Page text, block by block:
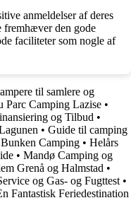
anmeldelser af deres
fremhæver den gode
faciliteter som nogle af
til samlere og
Parc Camping Lazise •
og Tilbud •
• Guide til camping
Camping • Helårs
• Mandø Camping og
Grenå og Halmstad •
og Gas- og Fugttest •
Fantastisk Feriedestination